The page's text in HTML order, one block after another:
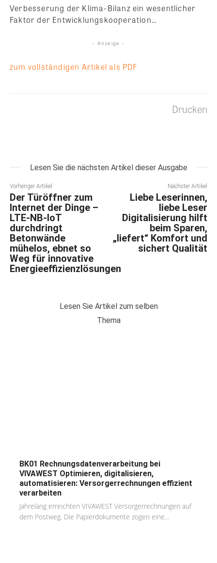
Verbesserung der Klima-Bilanz ein wesentlicher
Faktor der Entwicklungskooperation…
- Anzeige -
zum vollständigen Artikel als PDF
Drucken
Lesen Sie die nächsten Artikel dieser Ausgabe
Vorheriger Artikel
Der Türöffner zum
Internet der Dinge –
LTE-NB-IoT
durchdringt
Betonwände
mühelos, ebnet so
Weg für innovative
Energieeffizienzlösungen
Nächster Artikel
Liebe Leserinnen,
liebe Leser
Digitalisierung hilft
beim Sparen,
„liefert“ Komfort und
sichert Qualität
Lesen Sie Artikel zum selben
Thema
BK01 Rechnungsdatenverarbeitung bei
VIVAWEST Optimieren, digitalisieren,
automatisieren: Versorgerrechnungen effizient
verarbeiten
Jahrelang erreichten VIVAWEST Versorgerrechnungen auf
dem Postweg. Die Papierdokumente zogen eine...